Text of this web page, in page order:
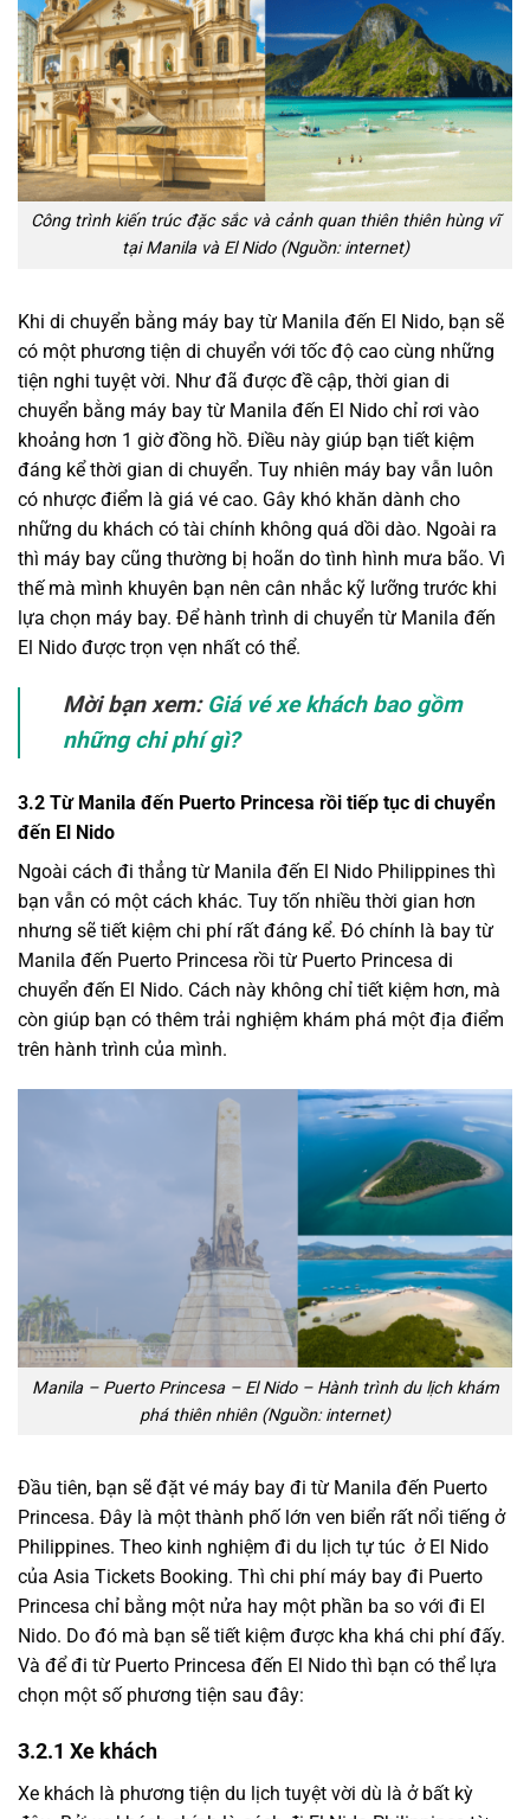
Công trình kiến trúc đặc sắc và cảnh quan thiên thiên hùng vĩ
tại Manila và El Nido (Nguồn: internet)
Khi di chuyển bằng máy bay từ Manila đến El Nido, bạn sẽ
có một phương tiện di chuyển với tốc độ cao cùng những
tiện nghi tuyệt vời. Như đã được đề cập, thời gian di
chuyển bằng máy bay từ Manila đến El Nido chỉ rơi vào
khoảng hơn 1 giờ đồng hồ. Điều này giúp bạn tiết kiệm
đáng kể thời gian di chuyển. Tuy nhiên máy bay vẫn luôn
có nhược điểm là giá vé cao. Gây khó khăn dành cho
những du khách có tài chính không quá dồi dào. Ngoài ra
thì máy bay cũng thường bị hoãn do tình hình mưa bão. Vì
thế mà mình khuyên bạn nên cân nhắc kỹ lưỡng trước khi
lựa chọn máy bay. Để hành trình di chuyển từ Manila đến
El Nido được trọn vẹn nhất có thể.
Mời bạn xem: Giá vé xe khách bao gồm
những chi phí gì?
3.2 Từ Manila đến Puerto Princesa rồi tiếp tục di chuyển
đến El Nido
Ngoài cách đi thẳng từ Manila đến El Nido Philippines thì
bạn vẫn có một cách khác. Tuy tốn nhiều thời gian hơn
nhưng sẽ tiết kiệm chi phí rất đáng kể. Đó chính là bay từ
Manila đến Puerto Princesa rồi từ Puerto Princesa di
chuyển đến El Nido. Cách này không chỉ tiết kiệm hơn, mà
còn giúp bạn có thêm trải nghiệm khám phá một địa điểm
trên hành trình của mình.
Manila – Puerto Princesa – El Nido – Hành trình du lịch khám
phá thiên nhiên (Nguồn: internet)
Đầu tiên, bạn sẽ đặt vé máy bay đi từ Manila đến Puerto
Princesa. Đây là một thành phố lớn ven biển rất nổi tiếng ở
Philippines. Theo kinh nghiệm đi du lịch tự túc ở El Nido
của Asia Tickets Booking. Thì chi phí máy bay đi Puerto
Princesa chỉ bằng một nửa hay một phần ba so với đi El
Nido. Do đó mà bạn sẽ tiết kiệm được kha khá chi phí đấy.
Và để đi từ Puerto Princesa đến El Nido thì bạn có thể lựa
chọn một số phương tiện sau đây:
3.2.1 Xe khách
Xe khách là phương tiện du lịch tuyệt vời dù là ở bất kỳ